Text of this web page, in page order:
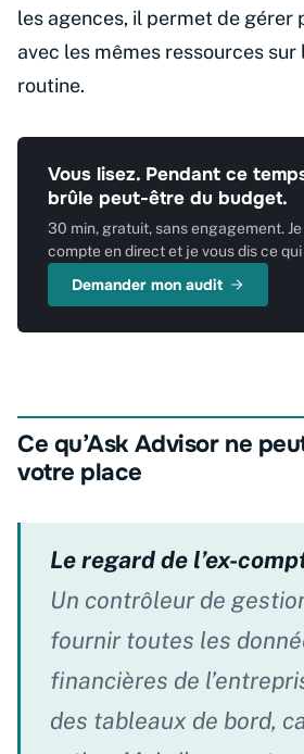
les agences, il permet de gérer
avec les mêmes ressources sur
routine.
Vous lisez. Pendant ce
brûle peut-être du budget.
30 min, gratuit, sans engagement.
compte en direct et je vous dis ce
Demander mon audit
Ce qu’Ask Advisor ne
votre place
Le regard de l’ex-
Un contrôleur de
fournir toutes les
financières de
des tableaux de bord,